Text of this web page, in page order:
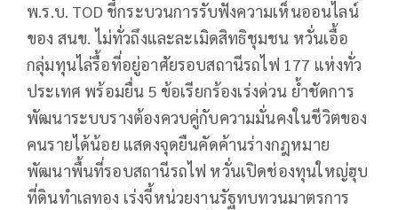
พ.ร.บ. TOD ชี้กระบวนการรับฟังความเห็นออนไลน์
ของ สนข. ไม่ทั่วถึงและละเมิดสิทธิชุมชน หวั่นเอื้อ
กลุ่มทุนไล่รื้อที่อยู่อาศัยรอบสถานีรถไฟ 177 แห่งทั่ว
ประเทศ พร้อมยื่น 5 ข้อเรียกร้องเร่งด่วน ย้ำชัดการ
พัฒนาระบบรางต้องควบคู่กับความมั่นคงในชีวิตของ
คนรายได้น้อย แสดงจุดยืนคัดค้านร่างกฎหมาย
พัฒนาพื้นที่รอบสถานีรถไฟ หวั่นเปิดช่องทุนใหญ่ฮุบ
ที่ดินทำเลทอง เร่งจี้หน่วยงานรัฐทบทวนมาตรการ